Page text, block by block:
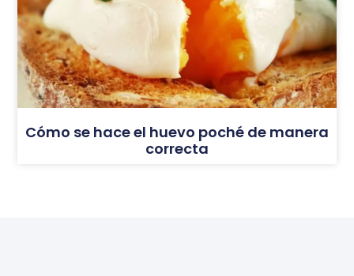
Cómo se hace el huevo poché de manera
correcta